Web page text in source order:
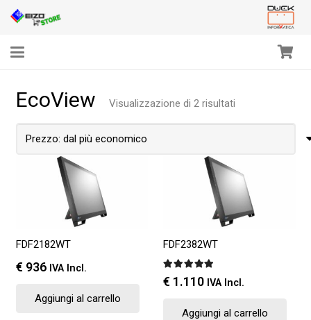
EcoView Visualizzazione di 2 risultatiPrezzo:
FDF2182WT
€ 936 IVA Incl.
Aggiungi al carrello
FDF2382WT
€ 1.110 IVA Incl.
Aggiungi al carrello